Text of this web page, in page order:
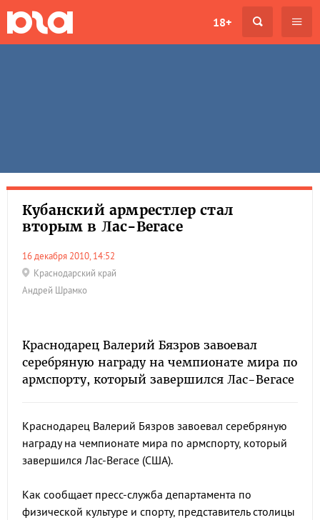
18+
Кубанский армрестлер стал
вторым в Лас-Вегасе
16 декабря 2010, 14:52
Краснодарский край
Андрей Шрамко
Краснодарец Валерий Бязров завоевал
серебряную награду на чемпионате мира по
армспорту, который завершился Лас-Вегасе
Краснодарец Валерий Бязров завоевал серебряную
награду на чемпионате мира по армспорту, который
завершился Лас-Вегасе (США).
Как сообщает пресс-служба департамента по
физической культуре и спорту, представитель столицы